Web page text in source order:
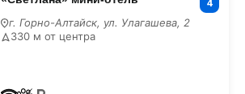
4
г. Горно-Алтайск, ул. Улагашева, 2
330 м от центра